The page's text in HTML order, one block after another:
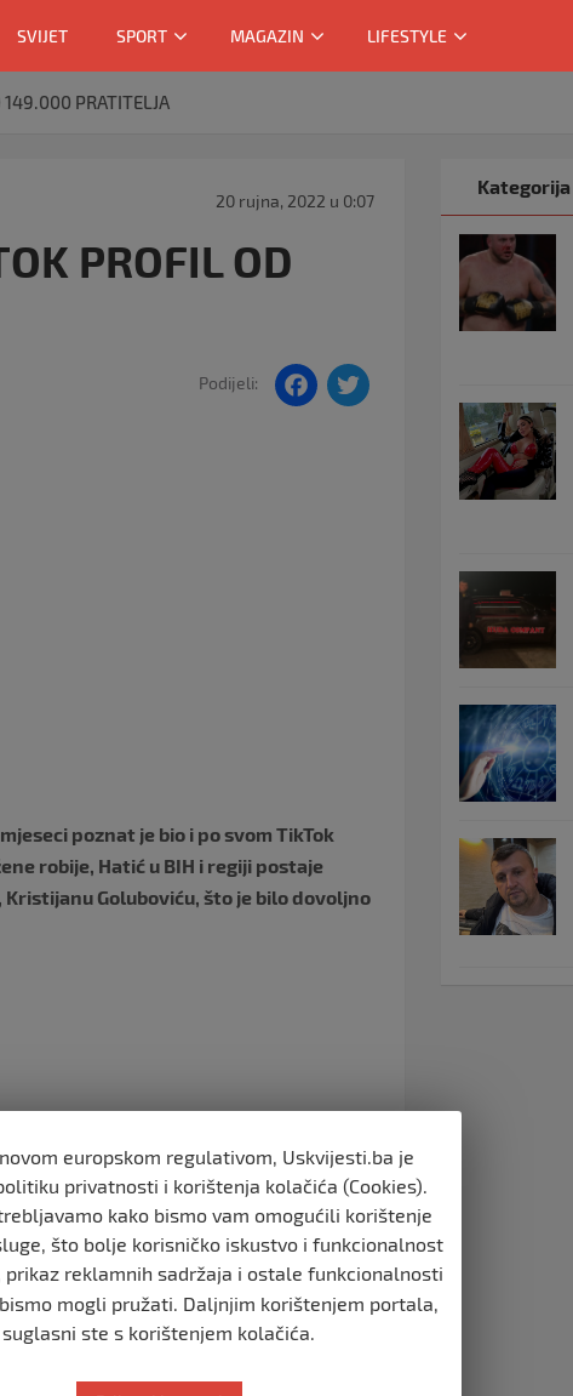
SVIJET SPORT MAGAZIN LIFESTYLE
149.000 PRATITELJA
20 rujna, 2022 u 0:07
PROFIL OD
Podijeli:
F
poznat je bio i po svom TikTok
robije, Hatić u BIH i regiji postaje
Goluboviću, što je bilo dovoljno
automobile, restorane. Često snima i
i tik tok meč za početak septembra.
nagrađuje coinsima, u vidu raznih
Kategorija
europskom regulativom, Uskvijesti.ba je
privatnosti i korištenja kolačića (Cookies).
kako bismo vam omogućili korištenje
što bolje korisničko iskustvo i funkcionalnost
prikaz reklamnih sadržaja i ostale funkcionalnosti
mogli pružati. Daljnjim korištenjem portala,
suglasni ste s korištenjem kolačića.